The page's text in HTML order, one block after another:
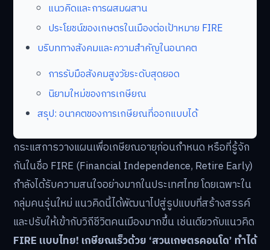
แนวคิดและการผสมผสาน
ประโยชน์ของเกษตรในเมืองต่อเป้าหมาย FIRE
บริบททางสังคมและความสำคัญในอนาคต
การรับมือสังคมสูงวัยระดับสุดยอด
นิยามใหม่ของการเกษียณ
สรุป: อนาคตของการเกษียณที่ออกแบบได้
กระแสการวางแผนเพื่อเกษียณอายุก่อนกำหนด หรือที่รู้จัก
กันในชื่อ FIRE (Financial Independence, Retire Early)
กำลังได้รับความสนใจอย่างมากในประเทศไทย โดยเฉพาะใน
กลุ่มคนรุ่นใหม่ แนวคิดนี้ได้พัฒนาไปสู่รูปแบบที่สร้างสรรค์
และปรับให้เข้ากับวิถีชีวิตคนเมืองมากขึ้น เช่นเดียวกับแนวคิด
FIRE แบบไทย! เกษียณเร็วด้วย ‘สวนเกษตรคอนโด’ ทำได้